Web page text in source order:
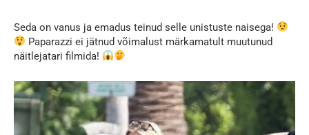
Seda on vanus ja emadus teinud selle unistuste naisega!
Paparazzi ei jätnud võimalust märkamatult muutunud
näitlejatari filmida!